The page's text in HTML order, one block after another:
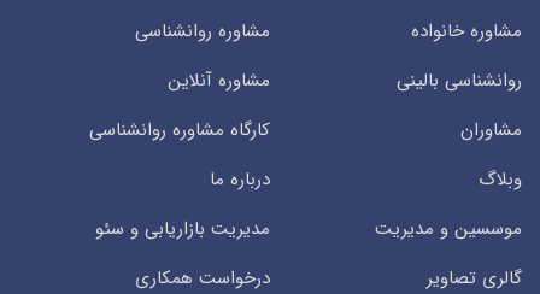
مشاوره خانواده
مشاوره روانشناسی
روانشناسی بالینی
مشاوره آنلاین
مشاوران
کارگاه مشاوره روانشناسی
وبلاگ
درباره ما
موسسین و مدیریت
مدیریت بازاریابی و سئو
گالری تصاویر
درخواست همکاری